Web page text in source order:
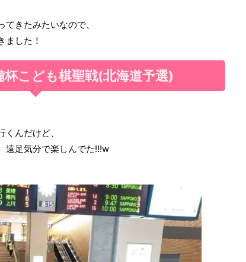
きたみたいなので、
ました！
杯こども棋聖戦(北海道予選)
んだけど、
遠足気分で楽しんでた!!!w